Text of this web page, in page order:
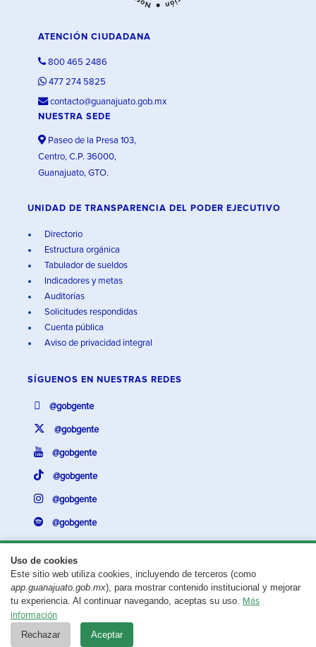
Uso de cookies
Este sitio web utiliza cookies, incluyendo de terceros (como
app.guanajuato.gob.mx), para mostrar contenido institucional y mejorar
tu experiencia. Al continuar navegando, aceptas su uso. Más
información
Rechazar Aceptar
ATENCIÓN CIUDADANA
800 465 2486
477 274 5825
contacto@guanajuato.gob.mx
NUESTRA SEDE
Paseo de la Presa 103,
Centro, C.P. 36000,
Guanajuato, GTO.
UNIDAD DE TRANSPARENCIA DEL PODER EJECUTIVO
Directorio
Estructura orgánica
Tabulador de sueldos
Indicadores y metas
Auditorías
Solicitudes respondidas
Cuenta pública
Aviso de privacidad integral
SÍGUENOS EN NUESTRAS REDES
@gobgente
@gobgente
@gobgente
@gobgente
@gobgente
@gobgente
¿Existe algún problema con esta página?Repórtalo aquí.
Aviso legal